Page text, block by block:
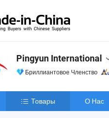
Pingyun International
Бриллиантовое Членство
Товары О Нас